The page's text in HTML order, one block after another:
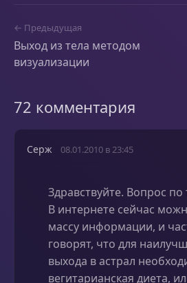
← Предыдущая
Выход из тела методом
визуализации
72 комментария
Серж 08.01.2010 в 23:45
Здравствуйте. Вопрос по
В интернете сейчас
массу информации, и
говорят, что для
выхода в астрал
вегитарианская диета,